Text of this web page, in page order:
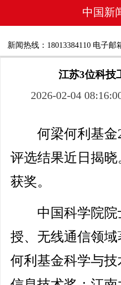
中国新
新闻热线：18013384110 电子邮
江苏3位科技
2026-02-04
何梁何利基金
评选结果近日揭
获奖。
中国科学院院
授、无线通信领
何利基金科学与